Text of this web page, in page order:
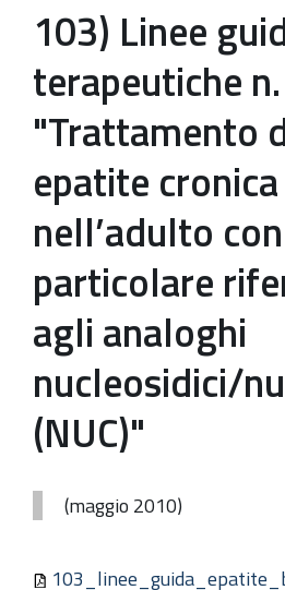
103) Linee
terapeutiche
"Trattamento
epatite
nell’adulto con
particolare
agli analoghi
nucleosidici/
(NUC)"
(maggio 2010)